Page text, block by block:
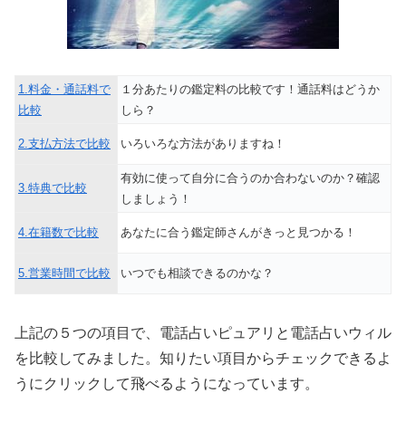
1.料金・通話料で
比較
１分あたりの鑑定料の比較です！通話料はどうか
しら？
2.支払方法で比較 いろいろな方法がありますね！
3.特典で比較
有効に使って自分に合うのか合わないのか？確認
しましょう！
4.在籍数で比較 あなたに合う鑑定師さんがきっと見つかる！
5.営業時間で比較 いつでも相談できるのかな？
上記の５つの項目で、電話占いピュアリと電話占いウィル
を比較してみました。知りたい項目からチェックできるよ
うにクリックして飛べるようになっています。